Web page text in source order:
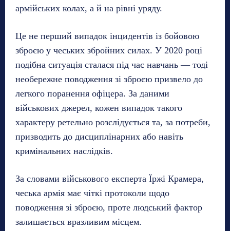
армійських колах, а й на рівні уряду.
Це не перший випадок інцидентів із бойовою
зброєю у чеських збройних силах. У 2020 році
подібна ситуація сталася під час навчань — тоді
необережне поводження зі зброєю призвело до
легкого поранення офіцера. За даними
військових джерел, кожен випадок такого
характеру ретельно розслідується та, за потреби,
призводить до дисциплінарних або навіть
кримінальних наслідків.
За словами військового експерта Їржі Крамера,
чеська армія має чіткі протоколи щодо
поводження зі зброєю, проте людський фактор
залишається вразливим місцем.